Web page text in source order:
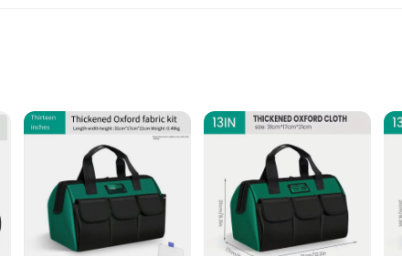
to withstand the rigors of daily use in various professional
The ergonomic design of the tool bag features multiple pockets,
tools in place, preventing them from shifting or getting damaged during